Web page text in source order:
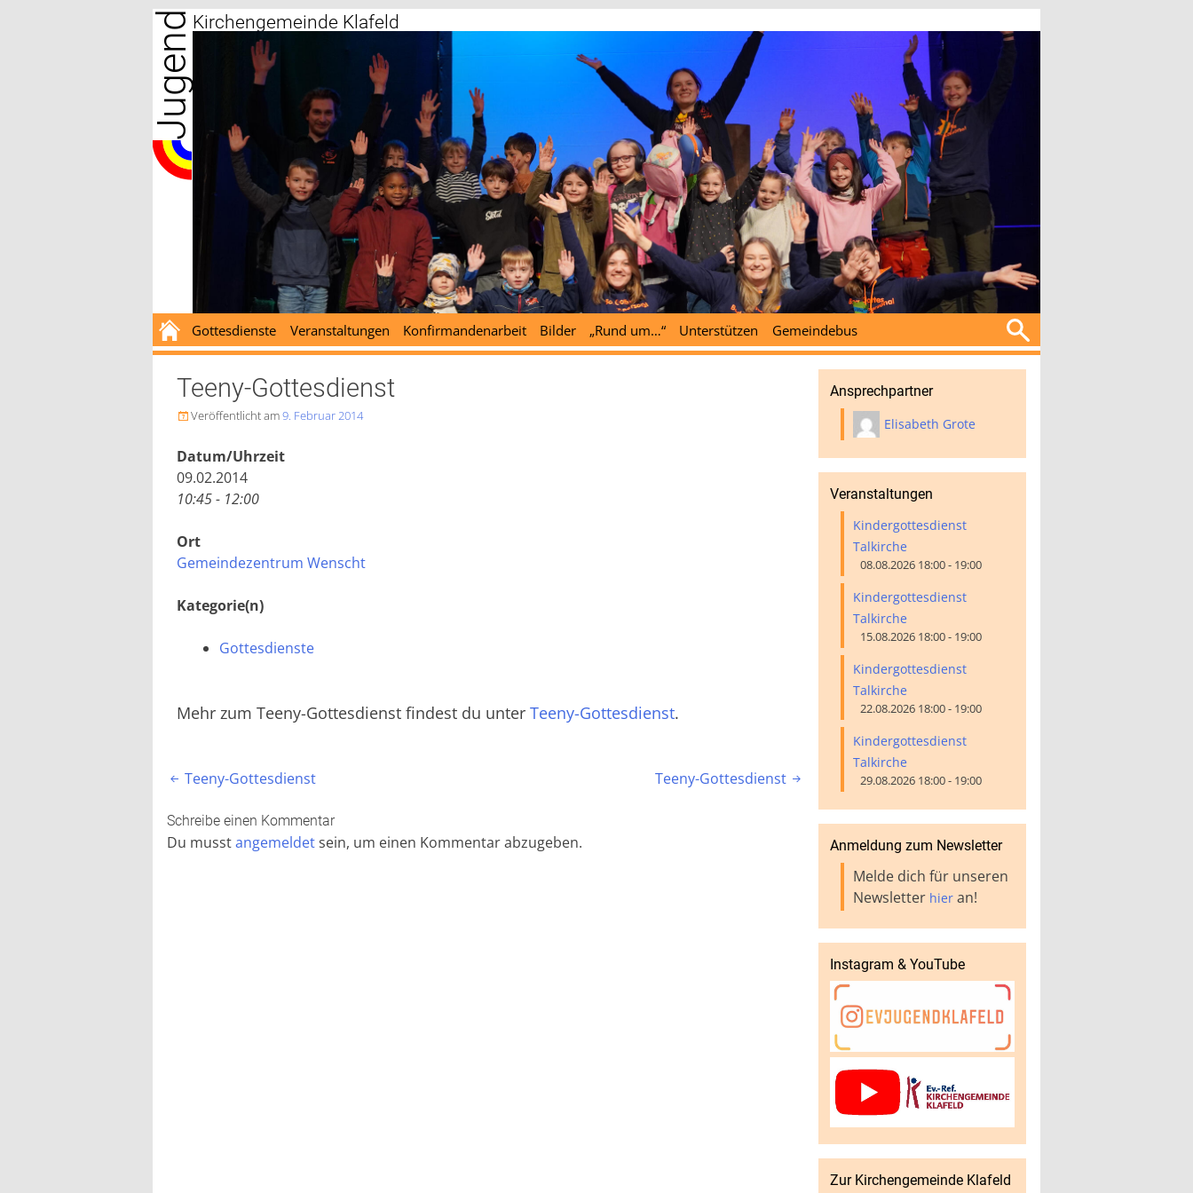
Zum
Inhalt
springen
JugendKirchengemeinde Klafeld
Gottesdienste Veranstaltungen Konfirmandenarbeit Bilder „Rund um…“ Unterstützen Gemeindebus
nach:
Teeny-Gottesdienst
Veröffentlicht am9. Februar 2014
Datum/Uhrzeit
09.02.2014
10:45 - 12:00
Ort
Gemeindezentrum Wenscht
Kategorie(n)
Gottesdienste
Mehr zum Teeny-Gottesdienst findest du unterTeeny-Gottesdienst.
Beitragsnavigation
 Teeny-Gottesdienst Teeny-Gottesdienst 
Schreibe einen Kommentar
Du musstangemeldetsein, um einen Kommentar abzugeben.
Ansprechpartner
Elisabeth Grote
Veranstaltungen
Kindergottesdienst
Talkirche
08.08.2026 18:00 - 19:00
Kindergottesdienst
Talkirche
15.08.2026 18:00 - 19:00
Kindergottesdienst
Talkirche
22.08.2026 18:00 - 19:00
Kindergottesdienst
Talkirche
29.08.2026 18:00 - 19:00
Anmeldung zum Newsletter
Melde dich für unseren
Newsletter hieran!
Instagram & YouTube
Zur Kirchengemeinde Klafeld